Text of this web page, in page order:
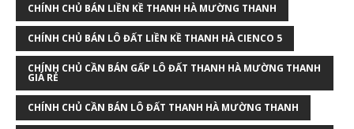
CHÍNH CHỦ BÁN LIỀN KỀ THANH HÀ MƯỜNG THANH
CHÍNH CHỦ BÁN LÔ ĐẤT LIỀN KỀ THANH HÀ CIENCO 5
CHÍNH CHỦ CẦN BÁN GẤP LÔ ĐẤT THANH HÀ MƯỜNG THANH
GIÁ RẺ
CHÍNH CHỦ CẦN BÁN LÔ ĐẤT THANH HÀ MƯỜNG THANH